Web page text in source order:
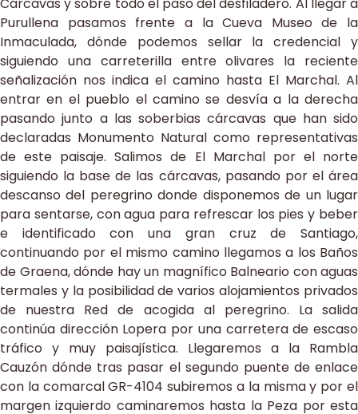
Cárcavas y sobre todo el paso del desfiladero. Al llegar a
Purullena pasamos frente a la Cueva Museo de la
Inmaculada, dónde podemos sellar la credencial y
siguiendo una carreterilla entre olivares la reciente
señalización nos indica el camino hasta El Marchal. Al
entrar en el pueblo el camino se desvía a la derecha
pasando junto a las soberbias cárcavas que han sido
declaradas Monumento Natural como representativas
de este paisaje. Salimos de El Marchal por el norte
siguiendo la base de las cárcavas, pasando por el área
descanso del peregrino donde disponemos de un lugar
para sentarse, con agua para refrescar los pies y beber
e identificado con una gran cruz de Santiago,
continuando por el mismo camino llegamos a los Baños
de Graena, dónde hay un magnífico Balneario con aguas
termales y la posibilidad de varios alojamientos privados
de nuestra Red de acogida al peregrino. La salida
continúa dirección Lopera por una carretera de escaso
tráfico y muy paisajística. Llegaremos a la Rambla
Cauzón dónde tras pasar el segundo puente de enlace
con la comarcal GR-4104 subiremos a la misma y por el
margen izquierdo caminaremos hasta la Peza por esta